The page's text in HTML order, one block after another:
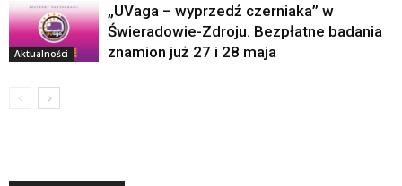
Aktualności
„UVaga – wyprzedź czerniaka” w
Świeradowie-Zdroju. Bezpłatne badania
znamion już 27 i 28 maja